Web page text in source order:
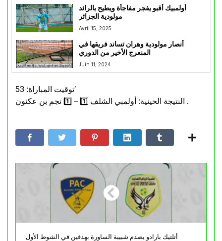
أولمبيك أقبو يفجر مفاجأة ويطيح بالرائد
مولودية الجزائر
Avril 15, 2025
أنصار مولودية وهران تساند فريقها في
المنعرج الأخير من الدوري
Juin 11, 2024
توقيت المباراة: 53′
النتيجة الحينية: أولمبي الشلف 1️⃣ – 1️⃣ نجم بن عكنون .
أتلتيك بارادو يصدم شبيبة الساورة بهدفين في الشوط الأول